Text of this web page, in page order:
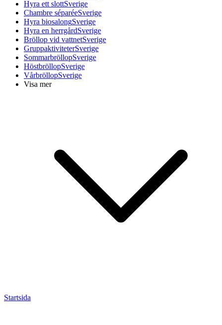
Hyra ett slottSverige
Chambre séparéeSverige
Hyra biosalongSverige
Hyra en herrgårdSverige
Bröllop vid vattnetSverige
GruppaktiviteterSverige
SommarbröllopSverige
HöstbröllopSverige
VårbröllopSverige
Visa mer
Startsida